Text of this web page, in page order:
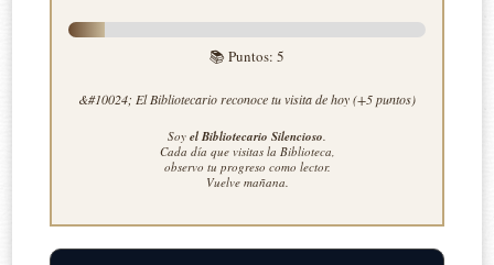
📚 Puntos: 5
&#10024; El Bibliotecario reconoce tu visita de hoy (+5 puntos)
Soy el Bibliotecario Silencioso
Cada día que visitas la Biblioteca,
observo tu progreso como lector.
Vuelve mañana.